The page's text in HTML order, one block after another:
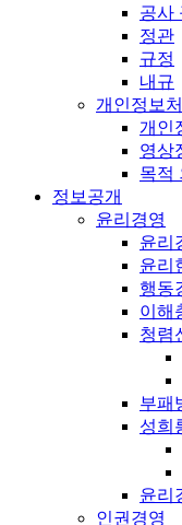
공사
정관
규정
내규
개인정보
개인
영상
목적
정보공개
윤리경영
윤리
윤리
행동
이해
청렴
부패
성희
윤리
인권경영